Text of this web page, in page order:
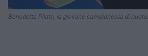
Benedetta Pilato, la giovane campionessa di nuoto.